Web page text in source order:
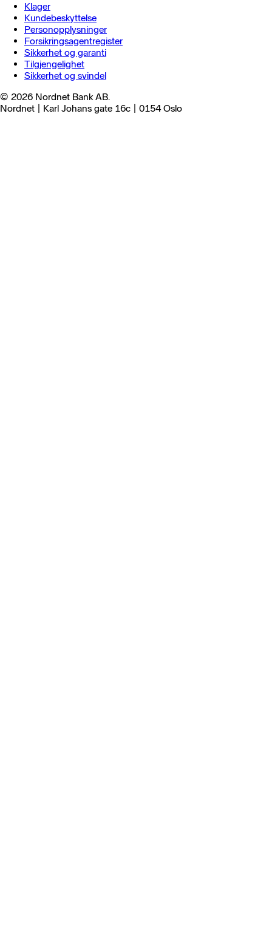
Klager
Kundebeskyttelse
Personopplysninger
Forsikringsagentregister
Sikkerhet og garanti
Tilgjengelighet
Sikkerhet og svindel
© 2026 Nordnet Bank AB.
Nordnet | Karl Johans gate 16c | 0154 Oslo